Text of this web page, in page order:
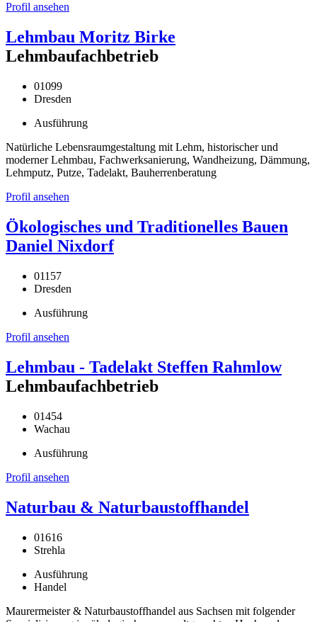
Profil ansehen
Lehmbau Moritz Birke
Lehmbaufachbetrieb
01099
Dresden
Ausführung
Natürliche Lebensraumgestaltung mit Lehm, historischer und
moderner Lehmbau, Fachwerksanierung, Wandheizung, Dämmung,
Lehmputz, Putze, Tadelakt, Bauherrenberatung
Profil ansehen
Ökologisches und Traditionelles Bauen
Daniel Nixdorf
01157
Dresden
Ausführung
Profil ansehen
Lehmbau - Tadelakt Steffen Rahmlow
Lehmbaufachbetrieb
01454
Wachau
Ausführung
Profil ansehen
Naturbau & Naturbaustoffhandel
01616
Strehla
Ausführung
Handel
Maurermeister & Naturbaustoffhandel aus Sachsen mit folgender